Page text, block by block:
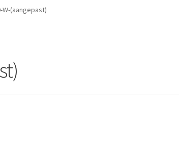
W-(aangepast)